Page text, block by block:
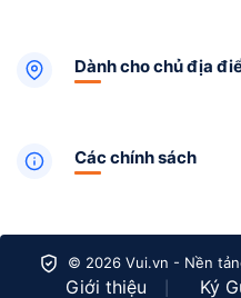
Dành cho chủ địa
Các chính sách
© 2026 Vui.vn - Nền
Giới thiệu Ký